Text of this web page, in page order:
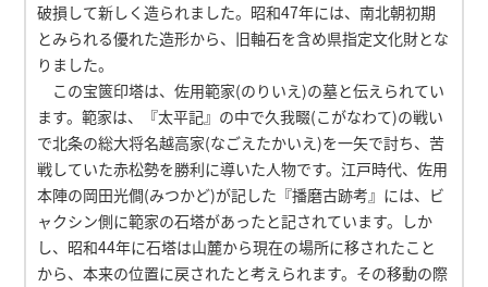
破損して新しく造られました。昭和47年には、南北朝初期
とみられる優れた造形から、旧軸石を含め県指定文化財とな
りました。
この宝篋印塔は、佐用範家(のりいえ)の墓と伝えられてい
ます。範家は、『太平記』の中で久我畷(こがなわて)の戦い
で北条の総大将名越高家(なごえたかいえ)を一矢で討ち、苦
戦していた赤松勢を勝利に導いた人物です。江戸時代、佐用
本陣の岡田光僴(みつかど)が記した『播磨古跡考』には、ビ
ャクシン側に範家の石塔があったと記されています。しか
し、昭和44年に石塔は山麓から現在の場所に移されたこと
から、本来の位置に戻されたと考えられます。その移動の際